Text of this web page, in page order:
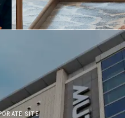
SITE